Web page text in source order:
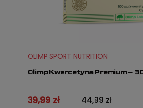
Olimp Kwercetyna Premium –
OLIMP SPORT NUTRITION
39,99 zł 44,99 zł